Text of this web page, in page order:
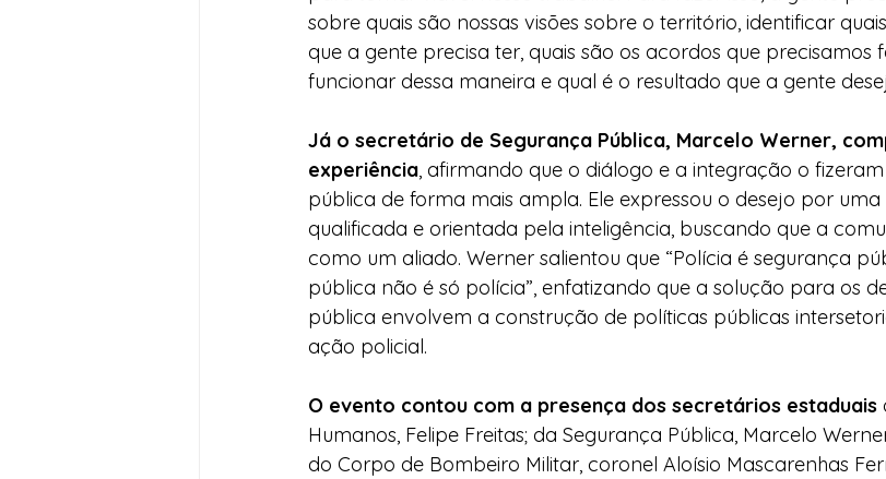
sobre quais são nossas visões sobre o território, identificar
que a gente precisa ter, quais são os acordos que precisamos
funcionar dessa maneira e qual é o resultado que a gente
Já o secretário de Segurança Pública, Marcelo Werner,
experiência, afirmando que o diálogo e a integração o
pública de forma mais ampla. Ele expressou o desejo por
qualificada e orientada pela inteligência, buscando que a
como um aliado. Werner salientou que “Polícia é segurança
pública não é só polícia”, enfatizando que a solução para os
pública envolvem a construção de políticas públicas
ação policial.
O evento contou com a presença dos secretários estaduais
Humanos, Felipe Freitas; da Segurança Pública, Marcelo
do Corpo de Bombeiro Militar, coronel Aloísio Mascarenhas